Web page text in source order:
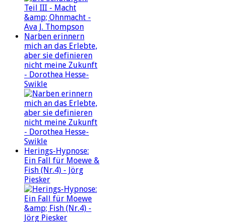
Narben erinnern
mich an das Erlebte,
aber sie definieren
nicht meine Zukunft
- Dorothea Hesse-
Swikle
Herings-Hypnose:
Ein Fall für Moewe &
Fish (Nr.4) - Jörg
Piesker